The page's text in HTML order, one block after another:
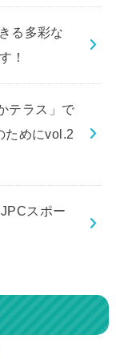
る多彩な
！
テラス」で
ためにvol.2
スポー